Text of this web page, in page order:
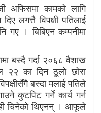
अफिसमा कामको लागि
लगत्तै विपक्षी पतिलाई
गए । बिबिएन कम्पनीमा
बस्दै गर्दा २०६८ वैशाख
का दिन ठूलो छोरा
बस्दा मलाई पतिले
कुटपिट गर्ने कार्य गर्न
चिनेको थिएनन् । आफूले